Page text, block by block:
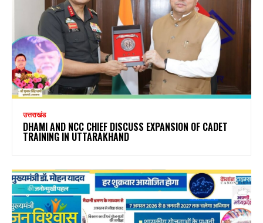
उत्तराखंड
DHAMI AND NCC CHIEF DISCUSS EXPANSION OF CADET
TRAINING IN UTTARAKHAND